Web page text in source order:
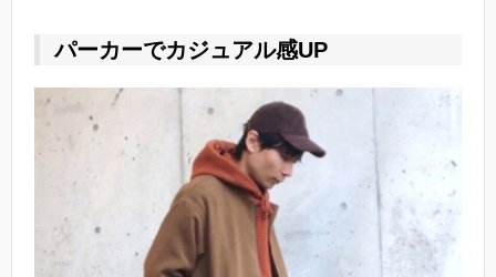
パーカーでカジュアル感UP